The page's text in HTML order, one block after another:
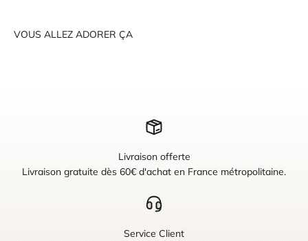
VOUS ALLEZ ADORER ÇA
Livraison offerte
Livraison gratuite dès 60€ d'achat en France métropolitaine.
Service Client